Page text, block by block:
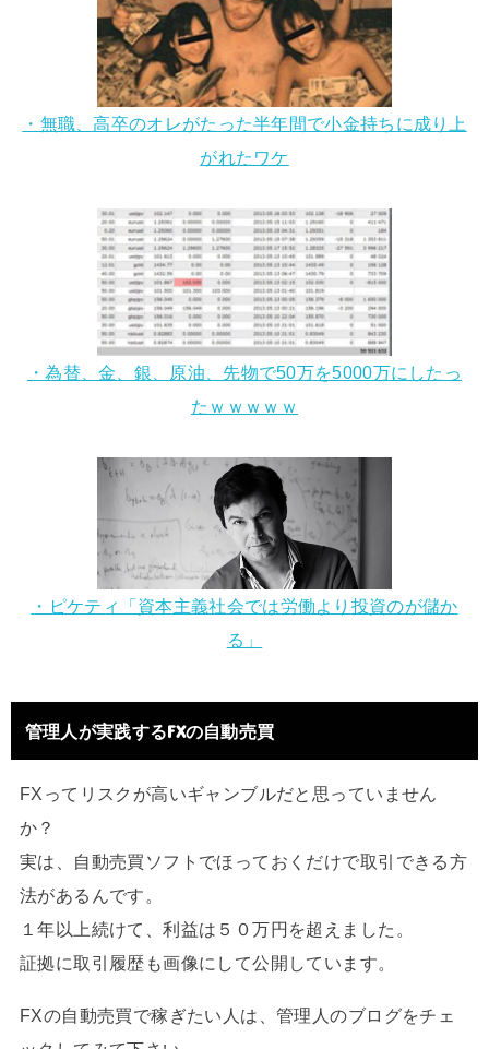
・無職、高卒のオレがたった半年間で小金持ちに成り上
がれたワケ
・為替、金、銀、原油、先物で50万を5000万にしたっ
たｗｗｗｗｗ
・ピケティ「資本主義社会では労働より投資のが儲か
る」
管理人が実践するFXの自動売買
FXってリスクが高いギャンブルだと思っていません
か？
実は、自動売買ソフトでほっておくだけで取引できる方
法があるんです。
１年以上続けて、利益は５０万円を超えました。
証拠に取引履歴も画像にして公開しています。
FXの自動売買で稼ぎたい人は、管理人のブログをチェ